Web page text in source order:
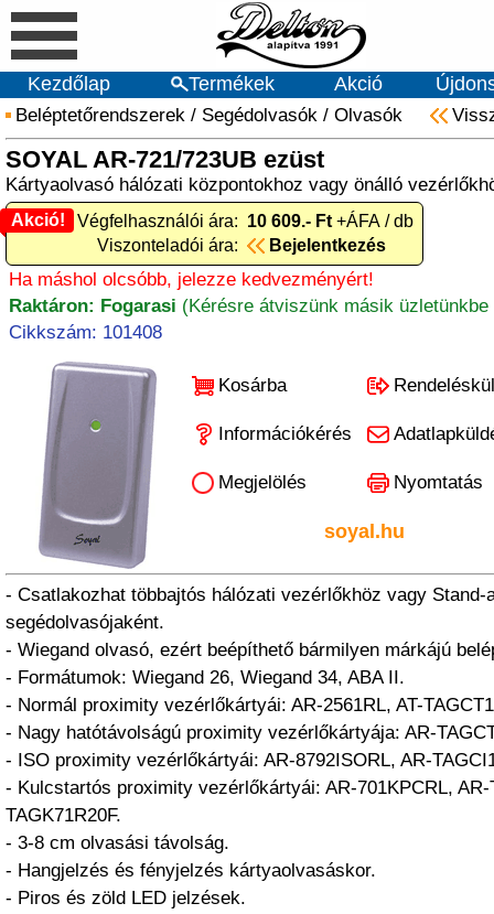
Kezdőlap Termékek Akció
Beléptetőrendszerek / Segédolvasók / Olvasók
SOYAL AR-721/723UB ezüst
Kártyaolvasó hálózati központokhoz vagy önálló
Akció!
Akció! Végfelhasználói ára: 10 609.- Ft +ÁFA / db
Viszonteladói ára:
Bejelentkezés
Ha máshol olcsóbb, jelezze kedvezményért!
Raktáron: Fogarasi (Kérésre átviszünk másik üzletünkbe
Cikkszám: 101408
Kosárba
Információkérés
Megjelölés Nyomtatás
soyal.hu
- Csatlakozhat többajtós hálózati vezérlőkhöz vagy Stand-
segédolvasójaként.
- Wiegand olvasó, ezért beépíthető bármilyen márkájú
- Formátumok: Wiegand 26, Wiegand 34, ABA II.
- Normál proximity vezérlőkártyái: AR-2561RL, AT-
- Nagy hatótávolságú proximity vezérlőkártyája: AR-
- ISO proximity vezérlőkártyái: AR-8792ISORL, AR-
- Kulcstartós proximity vezérlőkártyái: AR-701KPCRL, AR-
TAGK71R20F.
- 3-8 cm olvasási távolság.
- Hangjelzés és fényjelzés kártyaolvasáskor.
- Piros és zöld LED jelzések.